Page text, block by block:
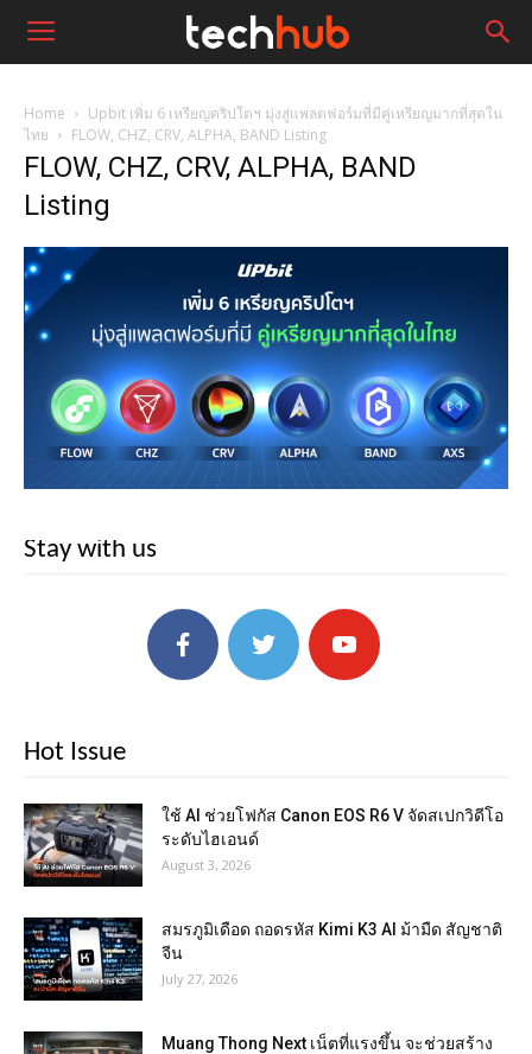
Home
Upbit เพิ่ม 6 เหรียญคริปโตฯ มุ่งสู่แพลตฟอร์มที่มีคู่เหรียญมากที่สุดใน
ไทย
FLOW, CHZ, CRV, ALPHA, BAND Listing
FLOW, CHZ, CRV, ALPHA, BAND
Listing
Stay with us
Hot Issue
ใช้ AI ช่วยโฟกัส Canon EOS R6 V จัดสเปกวิดีโอ
ระดับไฮเอนด์
August 3, 2026
สมรภูมิเดือด ถอดรหัส Kimi K3 AI ม้ามืด สัญชาติ
จีน
July 27, 2026
Muang Thong Next เน็ตที่แรงขึ้น จะช่วยสร้าง